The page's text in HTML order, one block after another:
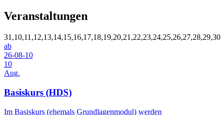
Veranstaltungen
31,10,11,12,13,14,15,16,17,18,19,20,21,22,23,24,25,26,27,28,29,30
ab
26-08-10
10
Aug.
Basiskurs (HDS)
Im Basiskurs (ehemals Grundlagenmodul) werden